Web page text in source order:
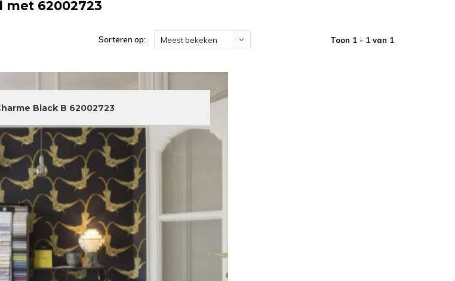
62002723
Sorteren op: Meest bekeken Toon 1 - 1 van 1
Black B 62002723